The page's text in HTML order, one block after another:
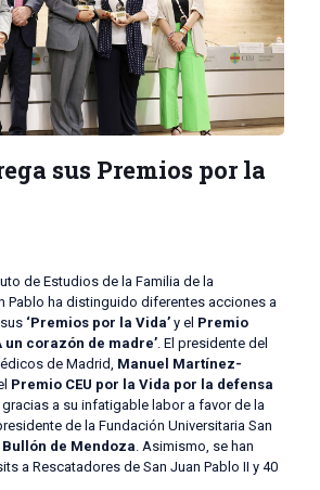
sus Premios por la
de Estudios de la Familia de la
Pablo ha distinguido diferentes acciones a
‘Premios por la Vida’y el Premio
un corazón de madre’. El presidente del
de Madrid, Manuel Martínez-
Premio CEU por la Vida por la defensa
, gracias a su infatigable labor a favor de la
de la Fundación Universitaria San
de Mendoza . Asimismo, se han
a Rescatadores de San Juan Pablo II y 40